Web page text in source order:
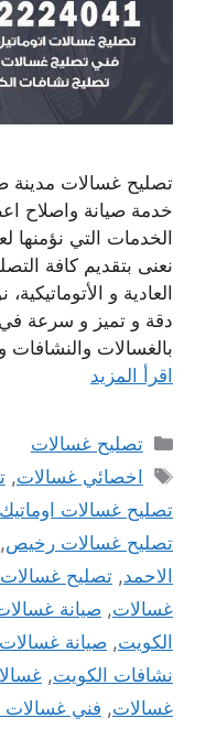
تصليح غسالات مدينة
خدمة صيانة واصلاح
الخدمات التي نؤمنها
نعنى بتقديم كافة
دقة و تميز و سرعة في
بالغسالات والنشافات
اقرأ المزيد
التصنيفات
تصليح غسالات
الوسوم
اخصائي غسالات,
تصليح غسالات اوماتيك
تصليح غسالات رخيص,
الاحمد, تصليح
غسالات, صيانة
الكويت, صيانة
نشافات الكويت,
غسالات, فني غسالات